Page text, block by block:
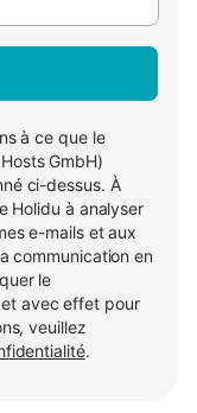
à ce que le
GmbH)
ci-dessus. À
Holidu à analyser
e-mails et aux
communication en
le
avec effet pour
veuillez
.